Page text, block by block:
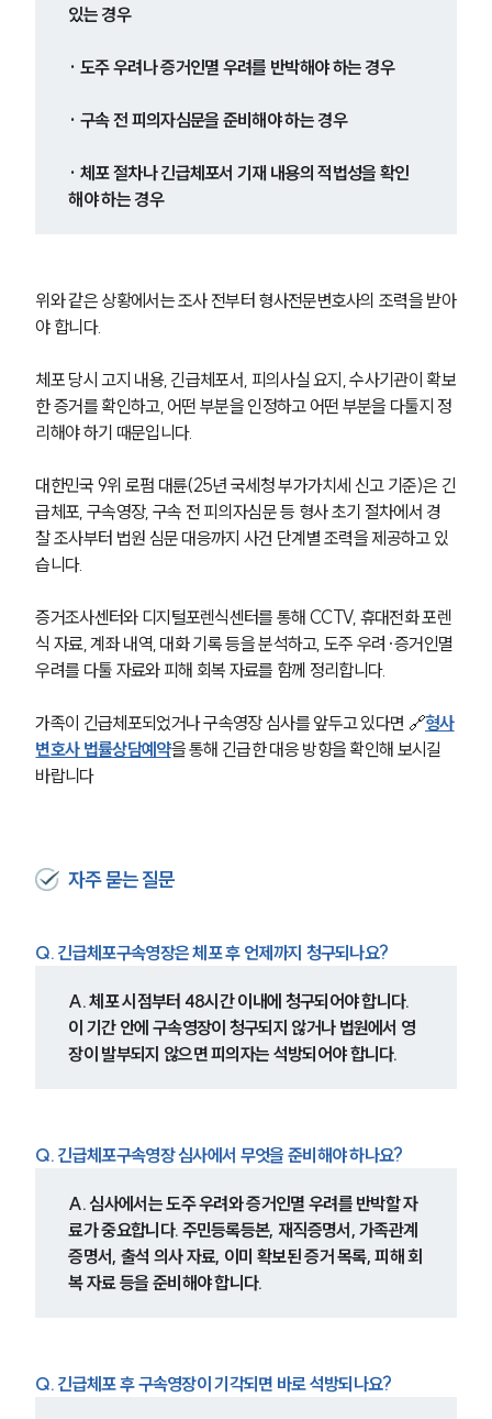
있는 경우
· 도주 우려나 증거인멸 우려를 반박해야 하는 경우
· 구속 전 피의자심문을 준비해야 하는 경우
· 체포 절차나 긴급체포서 기재 내용의 적법성을 확인
해야 하는 경우
위와 같은 상황에서는 조사 전부터 형사전문변호사의 조력을 받아
야 합니다.
체포 당시 고지 내용, 긴급체포서, 피의사실 요지, 수사기관이 확보
한 증거를 확인하고, 어떤 부분을 인정하고 어떤 부분을 다툴지 정
리해야 하기 때문입니다.
대한민국 9위 로펌 대륜(25년 국세청 부가가치세 신고 기준)은 긴
급체포, 구속영장, 구속 전 피의자심문 등 형사 초기 절차에서 경
찰 조사부터 법원 심문 대응까지 사건 단계별 조력을 제공하고 있
습니다.
증거조사센터와 디지털포렌식센터를 통해 CCTV, 휴대전화 포렌
식 자료, 계좌 내역, 대화 기록 등을 분석하고, 도주 우려·증거인멸
우려를 다툴 자료와 피해 회복 자료를 함께 정리합니다.
가족이 긴급체포되었거나 구속영장 심사를 앞두고 있다면 🔗형사
변호사 법률상담예약을 통해 긴급한 대응 방향을 확인해 보시길
바랍니다
자주 묻는 질문
Q. 긴급체포구속영장은 체포 후 언제까지 청구되나요?
A. 체포 시점부터 48시간 이내에 청구되어야 합니다.
이 기간 안에 구속영장이 청구되지 않거나 법원에서 영
장이 발부되지 않으면 피의자는 석방되어야 합니다.
Q. 긴급체포구속영장 심사에서 무엇을 준비해야 하나요?
A. 심사에서는 도주 우려와 증거인멸 우려를 반박할 자
료가 중요합니다. 주민등록등본, 재직증명서, 가족관계
증명서, 출석 의사 자료, 이미 확보된 증거 목록, 피해 회
복 자료 등을 준비해야 합니다.
Q. 긴급체포 후 구속영장이 기각되면 바로 석방되나요?